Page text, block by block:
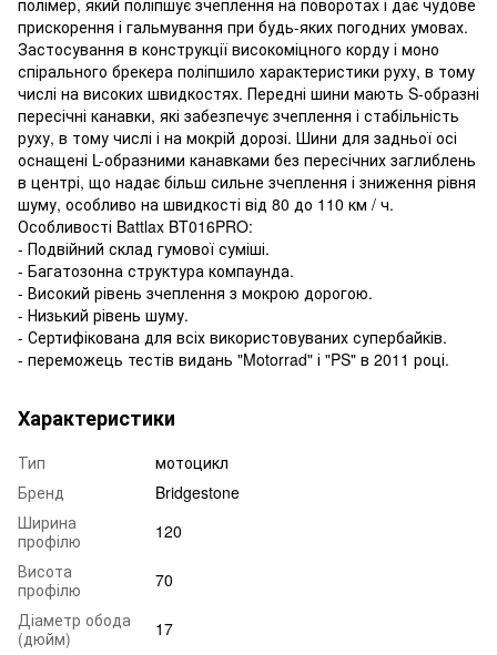
прискорення і гальмування при будь-яких погодних умовах.
Застосування в конструкції високоміцного корду і моно
спірального брекера поліпшило характеристики руху, в тому
числі на високих швидкостях. Передні шини мають S-образні
пересічні канавки, які забезпечує зчеплення і стабільність
руху, в тому числі і на мокрій дорозі. Шини для задньої осі
оснащені L-образними канавками без пересічних заглиблень
в центрі, що надає більш сильне зчеплення і зниження рівня
шуму, особливо на швидкості від 80 до 110 км / ч.
Особливості Battlax BT016PRO:
- Подвійний склад гумової суміші.
- Багатозонна структура компаунда.
- Високий рівень зчеплення з мокрою дорогою.
- Низький рівень шуму.
- Сертифікована для всіх використовуваних супербайків.
- переможець тестів видань "Motorrad" і "PS" в 2011 році.
Характеристики
Тип
мотоцикл
Бренд
Bridgestone
Ширина
профілю
120
Висота
профілю
70
Діаметр обода
(дюйм)
17